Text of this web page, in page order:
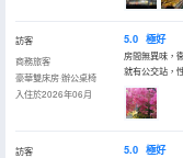
訪客
商務旅客
豪華雙床房·辦公桌椅
入住於2026年06月
5.0 極好
房間無異味，
就有公交站，
訪客
5.0 極好